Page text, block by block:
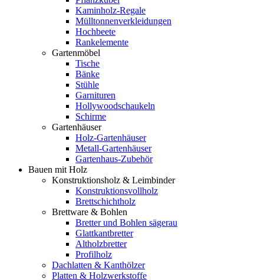
Kaminholz-Regale
Mülltonnenverkleidungen
Hochbeete
Rankelemente
Gartenmöbel
Tische
Bänke
Stühle
Garnituren
Hollywoodschaukeln
Schirme
Gartenhäuser
Holz-Gartenhäuser
Metall-Gartenhäuser
Gartenhaus-Zubehör
Bauen mit Holz
Konstruktionsholz & Leimbinder
Konstruktionsvollholz
Brettschichtholz
Brettware & Bohlen
Bretter und Bohlen sägerau
Glattkantbretter
Altholzbretter
Profilholz
Dachlatten & Kanthölzer
Platten & Holzwerkstoffe